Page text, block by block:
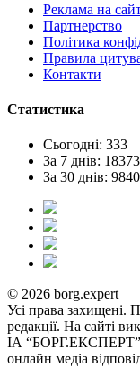
Реклама на
Партнерство
Політика
Правила
Контакти
Статистика
Сьогодні: 333
За 7 днів: 18373
За 30 днів:
© 2026 borg.expert
Усі права захищені.
редакції. На сайті
ІА “БОРГ.ЕКСПЕРТ”
онлайн медіа